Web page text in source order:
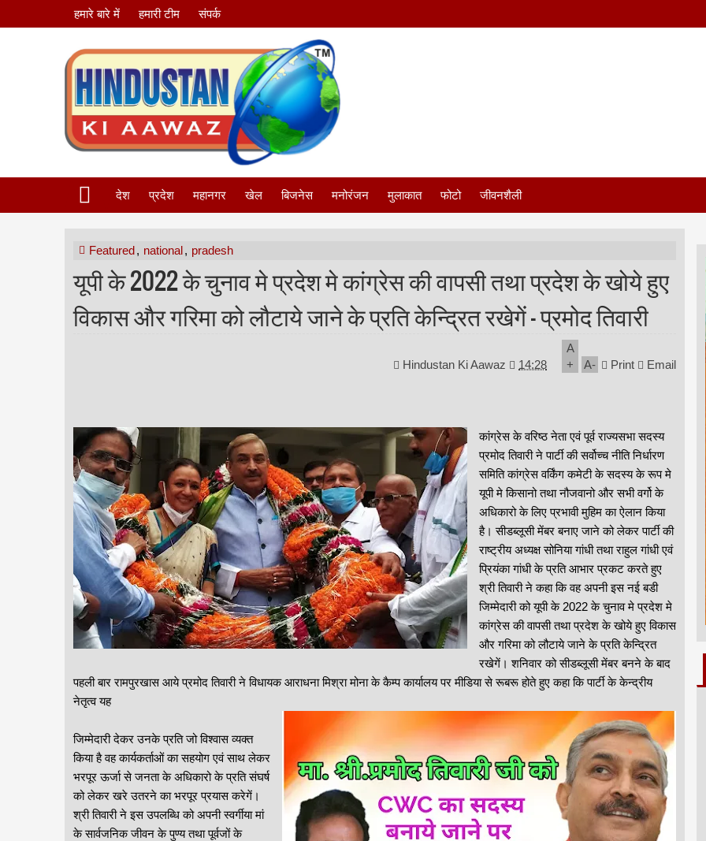
हमारे बारे में हमारी टीम संपर्क
देश प्रदेश महानगर खेल बिजनेस मनोरंजन मुलाकात फोटो जीवनशैली
Featured, national, pradesh
यूपी के 2022 के चुनाव मे प्रदेश मे कांग्रेस की वापसी तथा प्रदेश के खोये हुए
विकास और गरिमा को लौटाये जाने के प्रति केन्द्रित रखेगें - प्रमोद तिवारी
Hindustan Ki Aawaz 14:28
A
+
A- Print Email
कांग्रेस के वरिष्ठ नेता एवं पूर्व राज्यसभा सदस्य
प्रमोद तिवारी ने पार्टी की सर्वोच्च नीति निर्धारण
समिति कांग्रेस वर्किंग कमेटी के सदस्य के रूप मे
यूपी मे किसानो तथा नौजवानो और सभी वर्गो के
अधिकारो के लिए प्रभावी मुहिम का ऐलान किया
है। सीडब्लूसी मेंबर बनाए जाने को लेकर पार्टी की
राष्ट्रीय अध्यक्ष सोनिया गांधी तथा राहुल गांधी एवं
प्रियंका गांधी के प्रति आभार प्रकट करते हुए
श्री तिवारी ने कहा कि वह अपनी इस नई बडी
जिम्मेदारी को यूपी के 2022 के चुनाव मे प्रदेश मे
कांग्रेस की वापसी तथा प्रदेश के खोये हुए विकास
और गरिमा को लौटाये जाने के प्रति केन्द्रित
रखेगें। शनिवार को सीडब्लूसी मेंबर बनने के बाद
पहली बार रामपुरखास आये प्रमोद तिवारी ने विधायक आराधना मिश्रा मोना के कैम्प कार्यालय पर मीडिया से रूबरू होते हुए कहा कि पार्टी के केन्द्रीय
नेतृत्व यह
जिम्मेदारी देकर उनके प्रति जो विश्वास व्यक्त
किया है वह कार्यकर्ताओं का सहयोग एवं साथ लेकर
भरपूर ऊर्जा से जनता के अधिकारो के प्रति संघर्ष
को लेकर खरे उतरने का भरपूर प्रयास करेगें।
श्री तिवारी ने इस उपलब्धि को अपनी स्वर्गीया मां
के सार्वजनिक जीवन के पुण्य तथा पूर्वजों के